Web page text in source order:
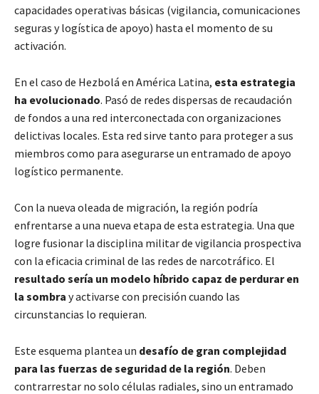
capacidades operativas básicas (vigilancia, comunicaciones
seguras y logística de apoyo) hasta el momento de su
activación.
En el caso de Hezbolá en América Latina, esta estrategia
ha evolucionado. Pasó de redes dispersas de recaudación
de fondos a una red interconectada con organizaciones
delictivas locales. Esta red sirve tanto para proteger a sus
miembros como para asegurarse un entramado de apoyo
logístico permanente.
Con la nueva oleada de migración, la región podría
enfrentarse a una nueva etapa de esta estrategia. Una que
logre fusionar la disciplina militar de vigilancia prospectiva
con la eficacia criminal de las redes de narcotráfico. El
resultado sería un modelo híbrido capaz de perdurar en
la sombra y activarse con precisión cuando las
circunstancias lo requieran.
Este esquema plantea un desafío de gran complejidad
para las fuerzas de seguridad de la región. Deben
contrarrestar no solo células radiales, sino un entramado